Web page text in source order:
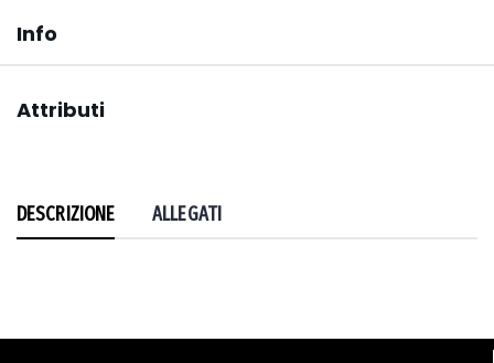
Info
Attributi
DESCRIZIONE ALLEGATI